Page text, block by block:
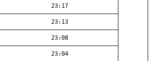
23:17
23:13
23:08
23:04